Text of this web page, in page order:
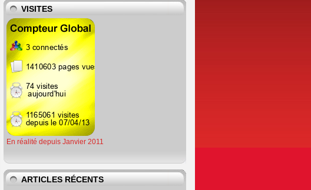
VISITES
En réalité depuis Janvier 2011
ARTICLES RÉCENTS